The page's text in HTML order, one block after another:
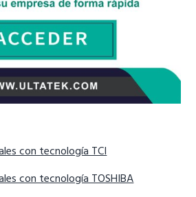
con tecnología TCI
con tecnología TOSHIBA